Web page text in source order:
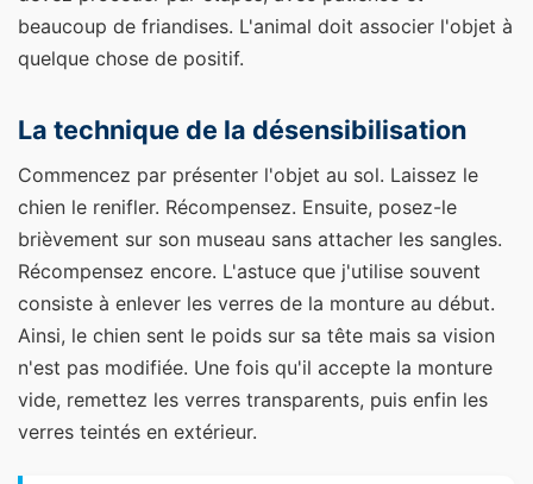
beaucoup de friandises. L'animal doit associer l'objet à
quelque chose de positif.
La technique de la désensibilisation
Commencez par présenter l'objet au sol. Laissez le
chien le renifler. Récompensez. Ensuite, posez-le
brièvement sur son museau sans attacher les sangles.
Récompensez encore. L'astuce que j'utilise souvent
consiste à enlever les verres de la monture au début.
Ainsi, le chien sent le poids sur sa tête mais sa vision
n'est pas modifiée. Une fois qu'il accepte la monture
vide, remettez les verres transparents, puis enfin les
verres teintés en extérieur.